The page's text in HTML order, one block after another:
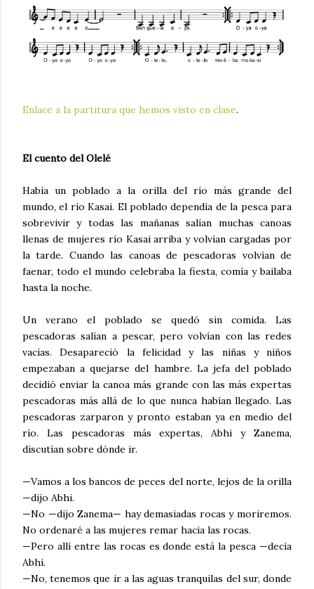
Enlace a la partitura que hemos visto en clase.
El cuento del Olelé
Había un poblado a la orilla del río más grande del
mundo, el río Kasai. El poblado dependía de la pesca para
sobrevivir y todas las mañanas salían muchas canoas
llenas de mujeres río Kasai arriba y volvían cargadas por
la tarde. Cuando las canoas de pescadoras volvían de
faenar, todo el mundo celebraba la fiesta, comía y bailaba
hasta la noche.
Un verano el poblado se quedó sin comida. Las
pescadoras salían a pescar, pero volvían con las redes
vacías. Desapareció la felicidad y las niñas y niños
empezaban a quejarse del hambre. La jefa del poblado
decidió enviar la canoa más grande con las más expertas
pescadoras más allá de lo que nunca habían llegado. Las
pescadoras zarparon y pronto estaban ya en medio del
río. Las pescadoras más expertas, Abhi y Zanema,
discutían sobre dónde ir.
—Vamos a los bancos de peces del norte, lejos de la orilla
—dijo Abhi.
—No —dijo Zanema— hay demasiadas rocas y moriremos.
No ordenaré a las mujeres remar hacia las rocas.
—Pero allí entre las rocas es donde está la pesca —decía
Abhi.
—No, tenemos que ir a las aguas tranquilas del sur, donde